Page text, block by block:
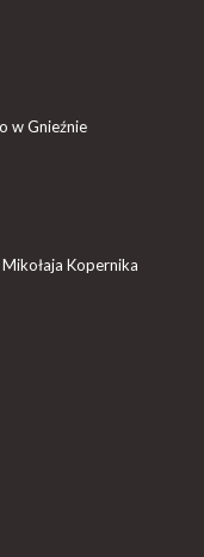
w Gnieźnie
Kopernika